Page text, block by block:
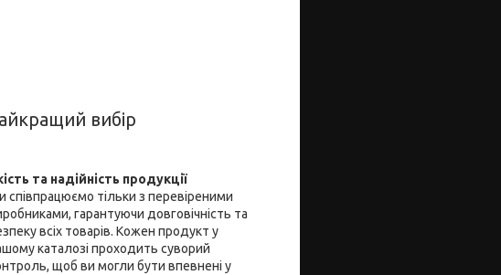
вибір
та надійність продукції
співпрацюємо тільки з перевіреними
гарантуючи довговічність та
всіх товарів. Кожен продукт у
каталозі проходить суворий
щоб ви могли бути впевнені у